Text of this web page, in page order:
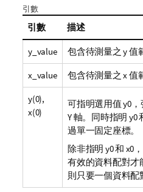
引數
引數 描述
y_value 包含待測量之y值
x_value 包含待測量之x值
y(0),
x(0)
可指明選用值y0，
Y 軸。同時指明 y0
過單一固定座標。
除非指明 y0和 x0
有效的資料配對才
則只要一個資料配